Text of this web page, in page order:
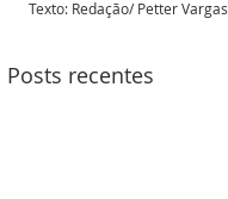
Texto: Redação/ Petter Vargas
Posts recentes